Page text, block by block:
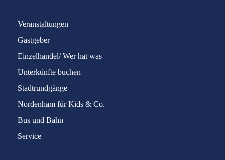
Veranstaltungen
Gastgeber
Einzelhandel/ Wer hat was
Unterkünfte buchen
Stadtrundgänge
Nordenham für Kids & Co.
Bus und Bahn
Service